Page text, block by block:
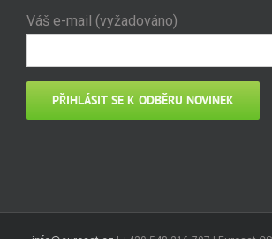
Váš e-mail (vyžadováno)